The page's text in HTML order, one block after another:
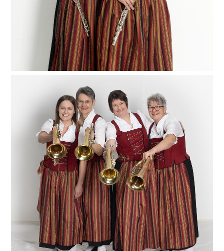
Leidenschaft gespielt werden muss.
Blasmusik verleiht Flüüügel! Unsere vier Frauen Linda,
Edith, Renate und Mathilde (von links) sind mit ihrem
Flügelhorn in der Blasmusik einfach nicht
wegzudenken, denn sie führen uns durch alle Lieder.
Mit ihren sanften und melodischen Klängen bringen
sie unsere Zuhörer und auch uns Musiker zum
Träumen – Augen schließen und genießen!